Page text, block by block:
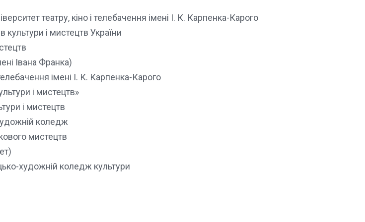
театру, кіно і телебачення імені І. К. Карпенка-Карого
культури і мистецтв України
Івана Франка)
імені І. К. Карпенка-Карого
і мистецтв»
і мистецтв
коледж
мистецтв
художній коледж культури